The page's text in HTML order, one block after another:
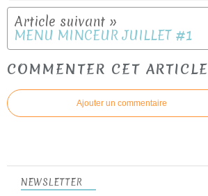
MENU MINCEUR JUILLET #1
COMMENTER CET ARTICLE
Ajouter un commentaire
NEWSLETTER